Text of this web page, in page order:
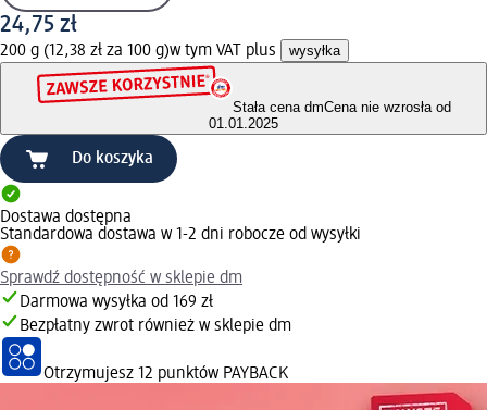
24,75 zł
200 g (12,38 zł za 100 g)w tym VAT plus wysyłka
Stała cena dmCena nie wzrosła od
01.01.2025
Do koszyka
Dostawa dostępna
Standardowa dostawa w 1-2 dni robocze od wysyłki
Sprawdź dostępność w sklepie dm
Darmowa wysyłka od 169 zł
Bezpłatny zwrot również w sklepie dm
Otrzymujesz 12 punktów PAYBACK